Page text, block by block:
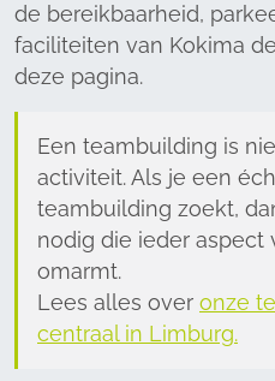
de bereikbaarheid,
faciliteiten van Kokima
deze pagina.
Een teambuilding is
activiteit. Als je een
teambuilding zoekt,
nodig die ieder aspect
omarmt.
Lees alles over onze
centraal in Limburg.